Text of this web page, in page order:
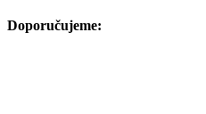
Doporučujeme: